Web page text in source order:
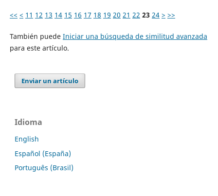
<< < 11 12 13 14 15 16 17 18 19 20 21 22 23 24 > >>
También puede Iniciar una búsqueda de similitud avanzada
para este artículo.
Enviar un artículo
Idioma
English
Español (España)
Português (Brasil)